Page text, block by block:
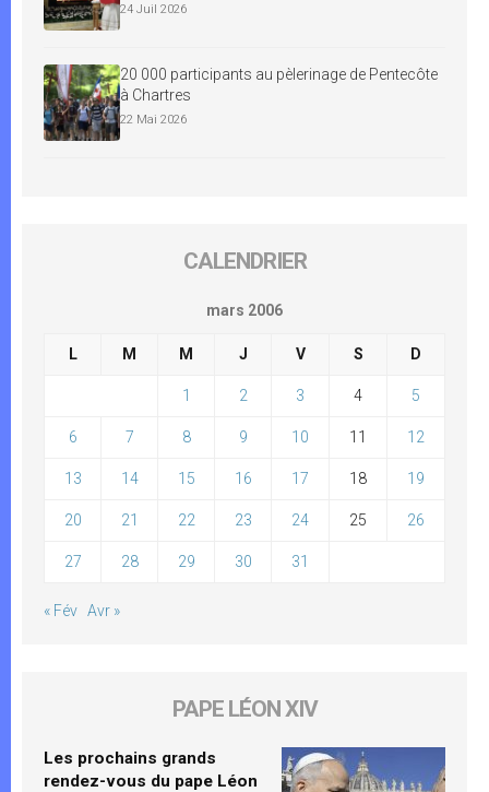
24 Juil 2026
20 000 participants au pèlerinage de Pentecôte
à Chartres
22 Mai 2026
CALENDRIER
mars 2006
L M M J V S D
1 2 3 4 5
6 7 8 9 10 11 12
13 14 15 16 17 18 19
20 21 22 23 24 25 26
27 28 29 30 31
« Fév Avr »
PAPE LÉON XIV
Les prochains grands
rendez-vous du pape Léon